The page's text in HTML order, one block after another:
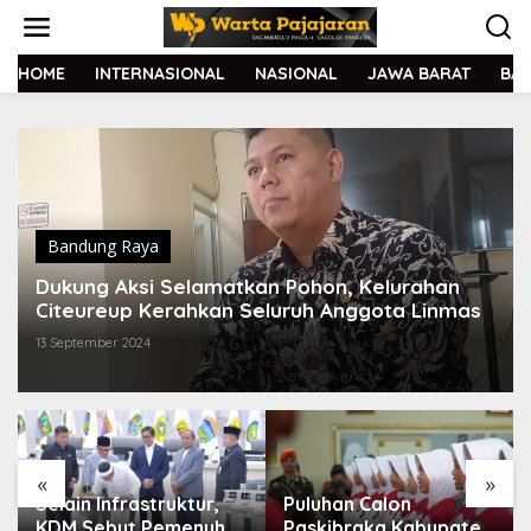
t
HOME INTERNASIONAL NASIONAL JAWA BARAT
Bandung Raya
Dukung Aksi Selamatkan Pohon, Kelurahan
Citeureup Kerahkan Seluruh Anggota Linmas
13 September 2024
« »
Selain Infrastruktur,
Puluhan Calon